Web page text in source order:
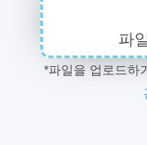
파
*파일을 업로드하